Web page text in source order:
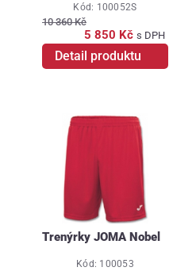
Kód: 100052S
10 360 Kč
5 850 Kč s DPH
Detail produktu
Trenýrky JOMA Nobel
Kód: 100053